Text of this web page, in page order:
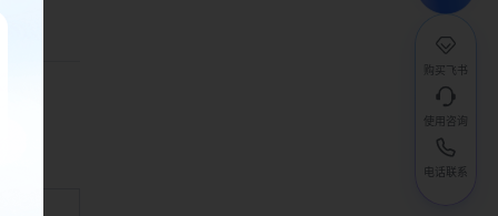
购买飞书
使用咨询
电话联系